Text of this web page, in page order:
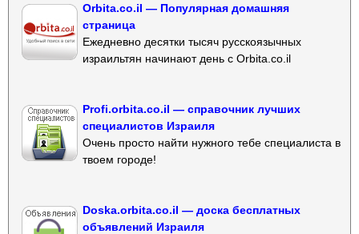
Orbita.co.il — Популярная домашняя
страница
Ежедневно десятки тысяч русскоязычных
израильтян начинают день с Orbita.co.il
Profi.orbita.co.il — справочник лучших
специалистов Израиля
Очень просто найти нужного тебе специалиста в
твоем городе!
Doska.orbita.co.il — доска бесплатных
объявлений Израиля